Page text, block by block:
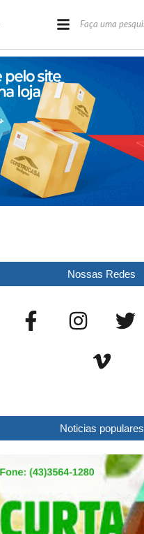
Nossas Redes
Noticias populares